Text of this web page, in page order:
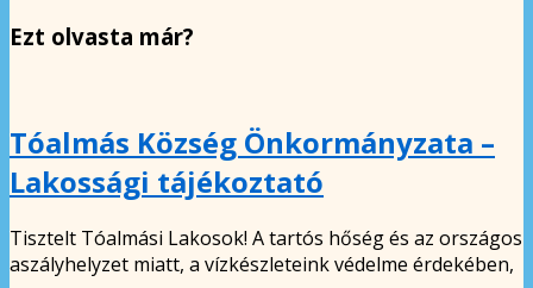
Ezt olvasta már?
Tóalmás Község Önkormányzata –
Lakossági tájékoztató
Tisztelt Tóalmási Lakosok! A tartós hőség és az országos
aszályhelyzet miatt, a vízkészleteink védelme érdekében,